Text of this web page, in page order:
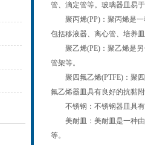
管、滴定管等。玻璃器皿易
聚丙烯(PP)：聚丙烯是一
包括移液器、离心管、培养
聚乙烯(PE)：聚乙烯是另
管架等。
聚四氟乙烯(PTFE)：聚四
氟乙烯器皿具有良好的抗黏
不锈钢：不锈钢器皿具有
美耐皿：美耐皿是一种由
等。